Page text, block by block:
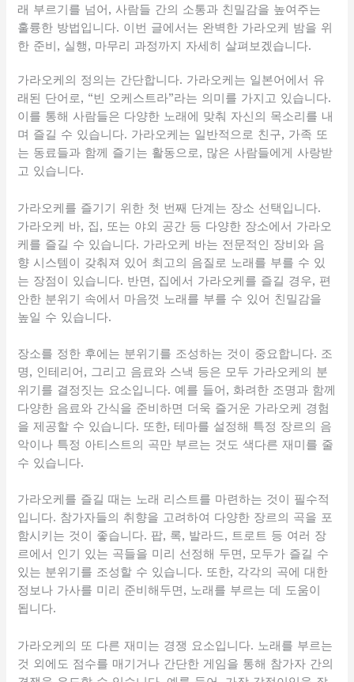
래 부르기를 넘어, 사람들 간의 소통과 친밀감을 높여주는
훌륭한 방법입니다. 이번 글에서는 완벽한 가라오케 밤을 위
한 준비, 실행, 마무리 과정까지 자세히 살펴보겠습니다.
가라오케의 정의는 간단합니다. 가라오케는 일본어에서 유
래된 단어로, “빈 오케스트라”라는 의미를 가지고 있습니다.
이를 통해 사람들은 다양한 노래에 맞춰 자신의 목소리를 내
며 즐길 수 있습니다. 가라오케는 일반적으로 친구, 가족 또
는 동료들과 함께 즐기는 활동으로, 많은 사람들에게 사랑받
고 있습니다.
가라오케를 즐기기 위한 첫 번째 단계는 장소 선택입니다.
가라오케 바, 집, 또는 야외 공간 등 다양한 장소에서 가라오
케를 즐길 수 있습니다. 가라오케 바는 전문적인 장비와 음
향 시스템이 갖춰져 있어 최고의 음질로 노래를 부를 수 있
는 장점이 있습니다. 반면, 집에서 가라오케를 즐길 경우, 편
안한 분위기 속에서 마음껏 노래를 부를 수 있어 친밀감을
높일 수 있습니다.
장소를 정한 후에는 분위기를 조성하는 것이 중요합니다. 조
명, 인테리어, 그리고 음료와 스낵 등은 모두 가라오케의 분
위기를 결정짓는 요소입니다. 예를 들어, 화려한 조명과 함께
다양한 음료와 간식을 준비하면 더욱 즐거운 가라오케 경험
을 제공할 수 있습니다. 또한, 테마를 설정해 특정 장르의 음
악이나 특정 아티스트의 곡만 부르는 것도 색다른 재미를 줄
수 있습니다.
가라오케를 즐길 때는 노래 리스트를 마련하는 것이 필수적
입니다. 참가자들의 취향을 고려하여 다양한 장르의 곡을 포
함시키는 것이 좋습니다. 팝, 록, 발라드, 트로트 등 여러 장
르에서 인기 있는 곡들을 미리 선정해 두면, 모두가 즐길 수
있는 분위기를 조성할 수 있습니다. 또한, 각각의 곡에 대한
정보나 가사를 미리 준비해두면, 노래를 부르는 데 도움이
됩니다.
가라오케의 또 다른 재미는 경쟁 요소입니다. 노래를 부르는
것 외에도 점수를 매기거나 간단한 게임을 통해 참가자 간의